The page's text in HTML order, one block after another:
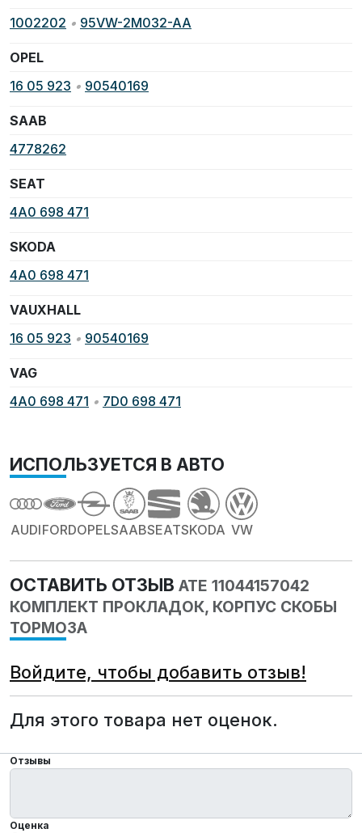
1002202 • 95VW-2M032-AA
OPEL
16 05 923 • 90540169
SAAB
4778262
SEAT
4A0 698 471
SKODA
4A0 698 471
VAUXHALL
16 05 923 • 90540169
VAG
4A0 698 471 • 7D0 698 471
ИСПОЛЬЗУЕТСЯ В АВТО
AUDIFORDOPELSAABSEATSKODA VW
ОСТАВИТЬ ОТЗЫВ ATE 11044157042
КОМПЛЕКТ ПРОКЛАДОК, КОРПУС СКОБЫ
ТОРМОЗА
Войдите, чтобы добавить отзыв!
Для этого товара нет оценок.
Отзывы
Оценка